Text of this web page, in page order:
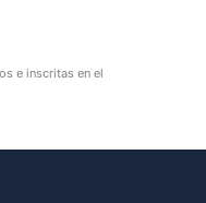
e inscritas en el